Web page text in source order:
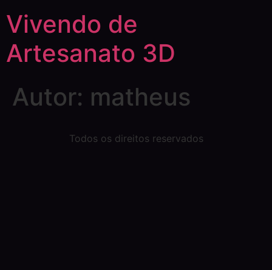
Vivendo de
Artesanato 3D
Autor: matheus
Todos os direitos reservados